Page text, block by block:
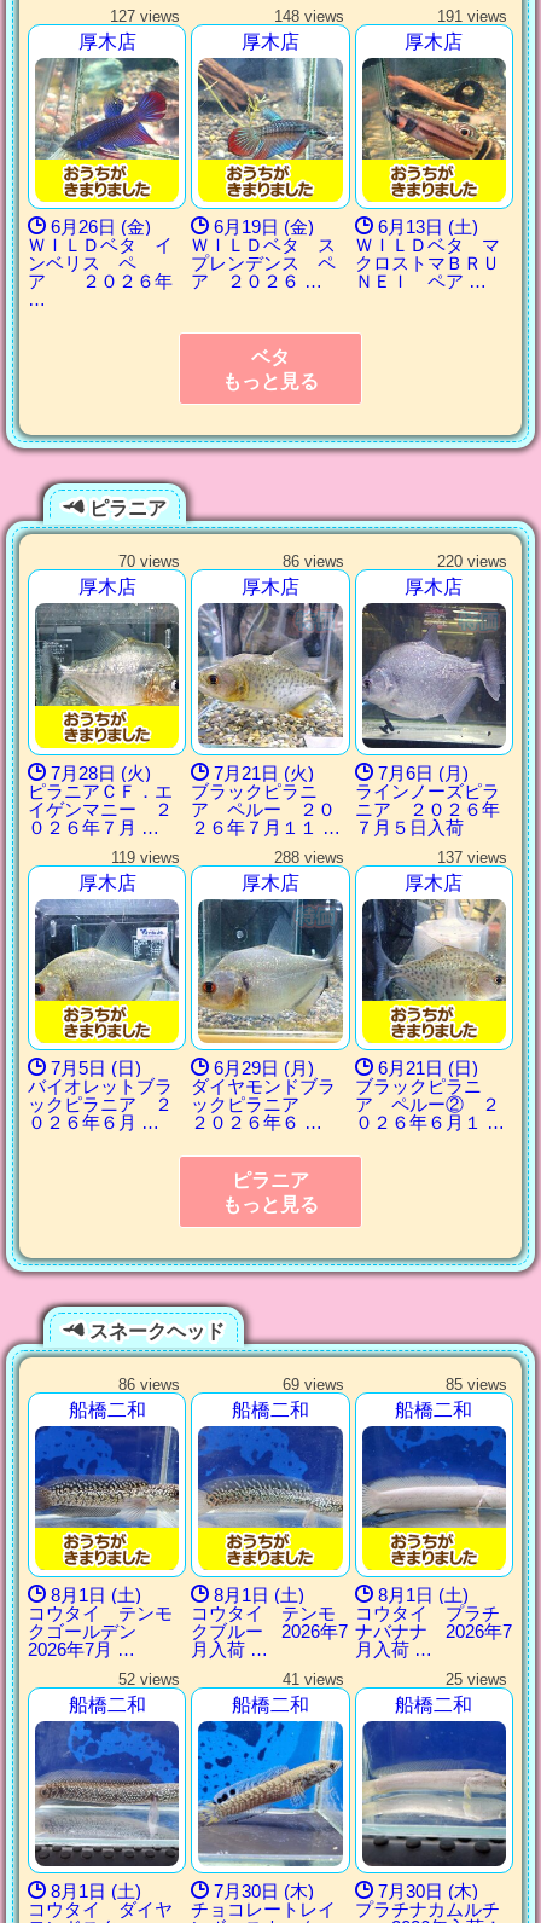
127 views
厚木店
6月26日 (金)
ＷＩＬＤベタ イ
ンベリス ペ
ア ２０２６年
…
148 views
厚木店
6月19日 (金)
ＷＩＬＤベタ ス
プレンデンス ペ
ア ２０２６ …
191 views
厚木店
6月13日 (土)
ＷＩＬＤベタ マ
クロストマＢＲＵ
ＮＥＩ ペア …
ベタ
もっと見る
ピラニア
70 views
厚木店
7月28日 (火)
ピラニアＣＦ．エ
イゲンマニー ２
０２６年７月 …
86 views
厚木店
7月21日 (火)
ブラックピラニ
ア ペルー ２０
２６年７月１１ …
220 views
厚木店
7月6日 (月)
ラインノーズピラ
ニア ２０２６年
７月５日入荷
119 views
厚木店
7月5日 (日)
バイオレットブラ
ックピラニア ２
０２６年６月 …
288 views
厚木店
6月29日 (月)
ダイヤモンドブラ
ックピラニア
２０２６年６ …
137 views
厚木店
6月21日 (日)
ブラックピラニ
ア ペルー② ２
０２６年６月１ …
ピラニア
もっと見る
スネークヘッド
86 views
船橋二和
8月1日 (土)
コウタイ テンモ
クゴールデン
2026年7月 …
69 views
船橋二和
8月1日 (土)
コウタイ テンモ
クブルー 2026年7
月入荷 …
85 views
船橋二和
8月1日 (土)
コウタイ プラチ
ナバナナ 2026年7
月入荷 …
52 views
船橋二和
8月1日 (土)
コウタイ ダイヤ
41 views
船橋二和
7月30日 (木)
チョコレートレイ
25 views
船橋二和
7月30日 (木)
プラチナカムルチ